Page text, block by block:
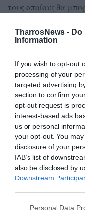
TharrosNews - Do
Information
If you wish to opt-out
processing of your
targeted advertising
section to confirm
opt-out request is
interest-based ads
us or personal
your opt-out. You
disclosure of your
IAB’s list of
also be disclosed by
Downstream
Personal Data
τους οποίους θα
θεραπευτεί η
Οι Πανελλαδικές
ΓΕΛ θα
εξετάσεις για τα
Προσανατολισμού
Μαθηματικά (Ο.Π.
Οικονομίας και
Σπουδών Υγείας).
Έναρξη για τα
Αύριο, Σάββατο 30
εξέταση του